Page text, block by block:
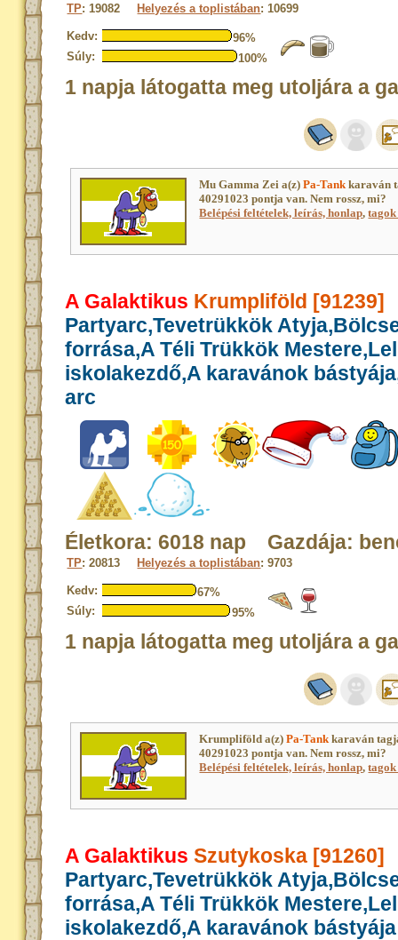
TP: 19082 Helyezés a toplistában: 10699
Kedv:
96%
Súly:
100%
1 napja látogatta meg utoljára a
Mu Gamma Zei a(z)Pa-Tankkaraván
40291023 pontja van. Nem rossz, mi?
Belépési feltételek, leírás, honlap,
A Galaktikus Krumpliföld [91239]
Partyarc,Tevetrükkök
forrása,A Téli Trükkök
iskolakezdő,A karavánok
arc
Életkora: 6018 nap Gazdája:
TP: 20813 Helyezés a toplistában: 9703
Kedv:
67%
Súly:
95%
1 napja látogatta meg utoljára a
Krumpliföld a(z)Pa-Tankkaraván
40291023 pontja van. Nem rossz, mi?
Belépési feltételek, leírás, honlap,
A Galaktikus Szutykoska [91260]
Partyarc,Tevetrükkök
forrása,A Téli Trükkök
iskolakezdő,A karavánok bástyája